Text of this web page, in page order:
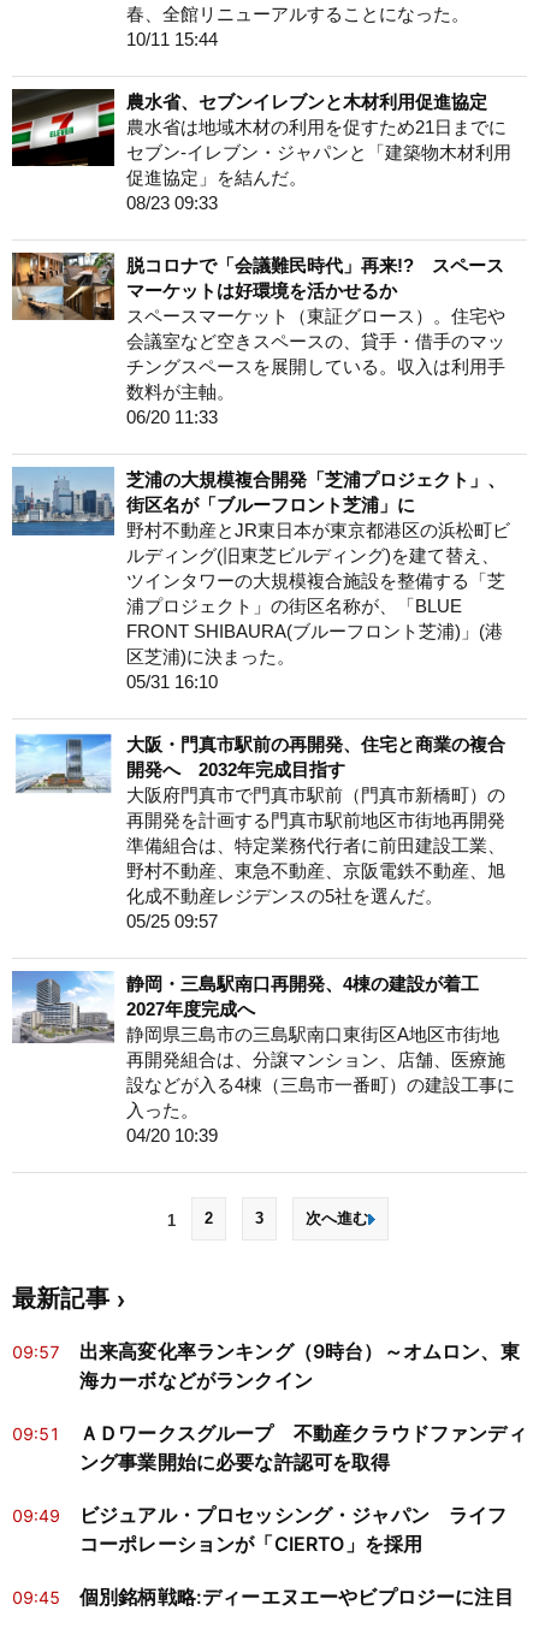
春、全館リニューアルすることになった。
10/11 15:44
農水省、セブンイレブンと木材利用促進協定
農水省は地域木材の利用を促すため21日までに
セブン‐イレブン・ジャパンと「建築物木材利用
促進協定」を結んだ。
08/23 09:33
脱コロナで「会議難民時代」再来!? スペース
マーケットは好環境を活かせるか
スペースマーケット（東証グロース）。住宅や
会議室など空きスペースの、貸手・借手のマッ
チングスペースを展開している。収入は利用手
数料が主軸。
06/20 11:33
芝浦の大規模複合開発「芝浦プロジェクト」、
街区名が「ブルーフロント芝浦」に
野村不動産とJR東日本が東京都港区の浜松町ビ
ルディング(旧東芝ビルディング)を建て替え、
ツインタワーの大規模複合施設を整備する「芝
浦プロジェクト」の街区名称が、「BLUE
FRONT SHIBAURA(ブルーフロント芝浦)」(港
区芝浦)に決まった。
05/31 16:10
大阪・門真市駅前の再開発、住宅と商業の複合
開発へ 2032年完成目指す
大阪府門真市で門真市駅前（門真市新橋町）の
再開発を計画する門真市駅前地区市街地再開発
準備組合は、特定業務代行者に前田建設工業、
野村不動産、東急不動産、京阪電鉄不動産、旭
化成不動産レジデンスの5社を選んだ。
05/25 09:57
静岡・三島駅南口再開発、4棟の建設が着工
2027年度完成へ
静岡県三島市の三島駅南口東街区A地区市街地
再開発組合は、分譲マンション、店舗、医療施
設などが入る4棟（三島市一番町）の建設工事に
入った。
04/20 10:39
1 2 3 次へ進む
最新記事
09:57
出来高変化率ランキング（9時台）～オムロン、東
海カーボなどがランクイン
09:51
ＡＤワークスグループ 不動産クラウドファンディ
ング事業開始に必要な許認可を取得
09:49
ビジュアル・プロセッシング・ジャパン ライフ
コーポレーションが「CIERTO」を採用
09:45 個別銘柄戦略:ディーエヌエーやビプロジーに注目